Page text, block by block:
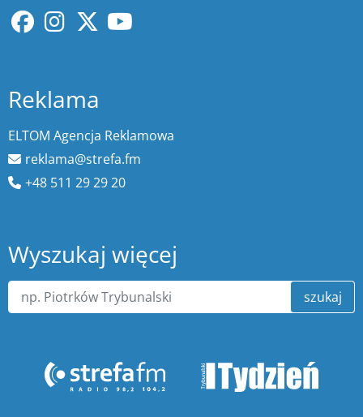
Reklama
ELTOM Agencja Reklamowa
reklama@strefa.fm
+48 511 29 29 20
Wyszukaj więcej
szukaj